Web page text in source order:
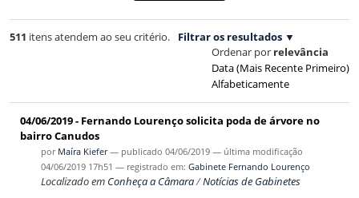
511 itens atendem ao seu critério.
Filtrar os resultados
Ordenar por relevância
Data (mais Recente Primeiro)
Alfabeticamente
04/06/2019 - Fernando Lourenço solicita poda de árvore no
bairro Canudos
por Maíra Kiefer — publicado 04/06/2019 — última modificação
04/06/2019 17h51 — registrado em: Gabinete Fernando Lourenço
Localizado em Conheça a Câmara/Notícias de Gabinetes